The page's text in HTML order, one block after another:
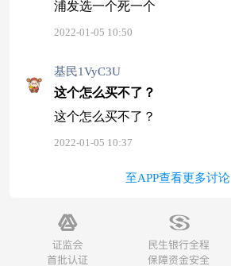
浦发选一个死一个
2022-01-05 10:50
基民1VyC3U
这个怎么买不了？
这个怎么买不了？
2022-01-05 10:37
至APP查看更多讨论